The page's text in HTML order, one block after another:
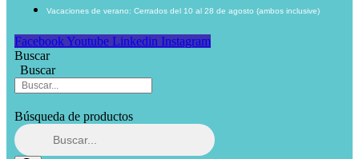
Vacaciones de verano: Cerrados del 10 al 28 de agosto (ambos inclusive)
Facebook Youtube Linkedin Instagram
Buscar
Buscar
Búsqueda de productos